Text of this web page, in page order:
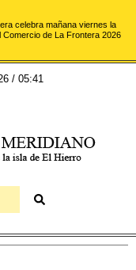
celebra mañana viernes la
Comercio de La Frontera 2026
/ 05:41